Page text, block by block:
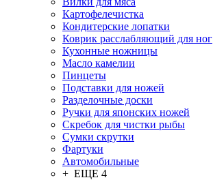
Картофелечистка
Кондитерские лопатки
Коврик расслабляющий для ног
Кухонные ножницы
Масло камелии
Пинцеты
Подставки для ножей
Разделочные доски
Ручки для японских ножей
Скребок для чистки рыбы
Сумки скрутки
Фартуки
Автомобильные
+ ЕЩЕ 4